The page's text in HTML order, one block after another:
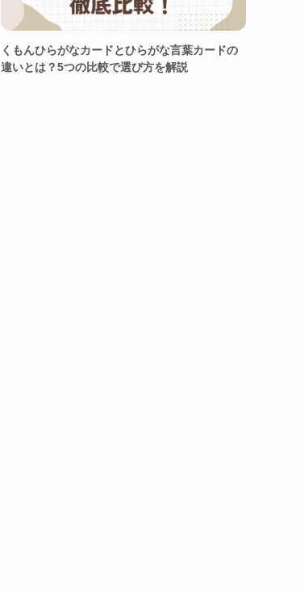
くもんひらがなカードとひらがな言葉カードの
違いとは？5つの比較で選び方を解説